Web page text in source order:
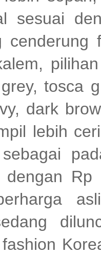
sesuai
cenderung
tosca
dark
lebih
dengan Rp